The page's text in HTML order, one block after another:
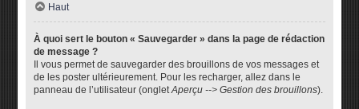
Haut
À quoi sert le bouton « Sauvegarder » dans la page de rédaction
de message ?
Il vous permet de sauvegarder des brouillons de vos messages et
de les poster ultérieurement. Pour les recharger, allez dans le
panneau de l’utilisateur (ongletAperçu --> Gestion des brouillons).